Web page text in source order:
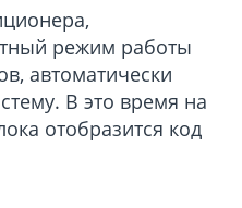
режим работы
автоматически
В это время на
отобразится код